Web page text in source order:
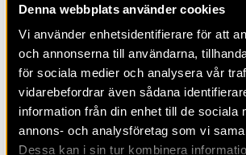
Denna webbplats använder cookies
Vi använder enhetsidentifierare för att
och annonserna till användarna,
för sociala medier och analysera vår
vidarebefordrar även sådana
information från din enhet till de sociala
annons- och analysföretag som vi
Dessa kan i sin tur kombinera
RAPPORT 2020:8
Gång- och cykelväg utmed